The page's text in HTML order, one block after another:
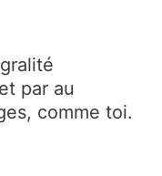
par au
comme toi.